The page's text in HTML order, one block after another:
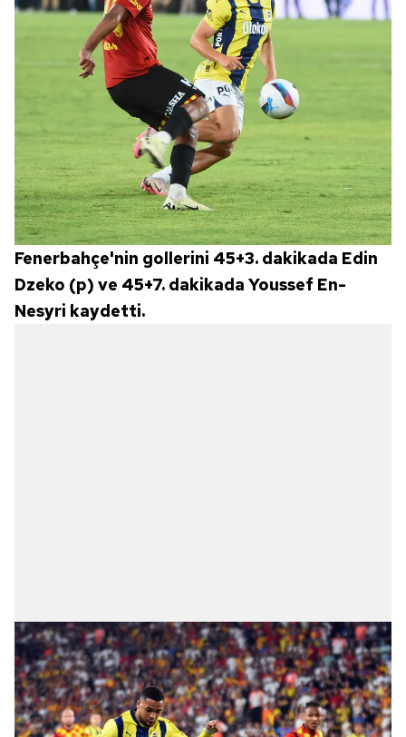
Fenerbahçe'nin gollerini 45+3. dakikada Edin
Dzeko (p) ve 45+7. dakikada Youssef En-
Nesyri kaydetti.